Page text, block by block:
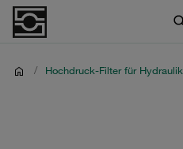
/ Hochdruck-Filter für Hydraulik